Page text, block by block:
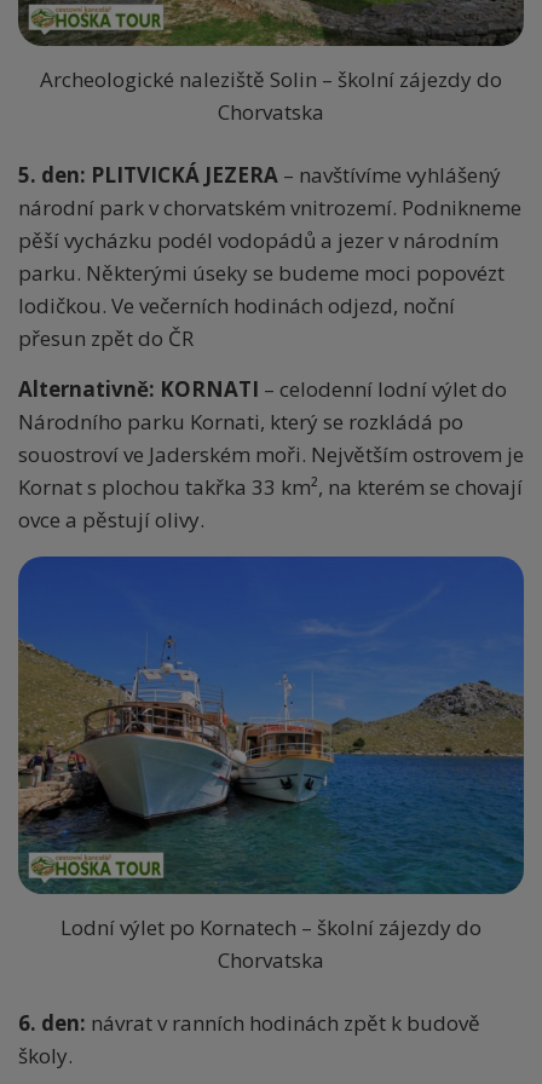
Archeologické naleziště Solin – školní zájezdy do
Chorvatska
5. den: PLITVICKÁ JEZERA – navštívíme vyhlášený
národní park v chorvatském vnitrozemí. Podnikneme
pěší vycházku podél vodopádů a jezer v národním
parku. Některými úseky se budeme moci popovézt
lodičkou. Ve večerních hodinách odjezd, noční
přesun zpět do ČR
Alternativně: KORNATI – celodenní lodní výlet do
Národního parku Kornati, který se rozkládá po
souostroví ve Jaderském moři. Největším ostrovem je
Kornat s plochou takřka 33 km², na kterém se chovají
ovce a pěstují olivy.
Lodní výlet po Kornatech – školní zájezdy do
Chorvatska
6. den: návrat v ranních hodinách zpět k budově
školy.